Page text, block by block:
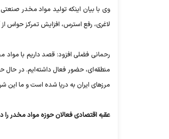
وی با بیان اینکه تولید مواد مخدر
لاغری، رفع استرس، افزایش تمرکز حواس
رحمانی فضلی افزود: قصد داریم با مواد
مرزهای ایران به دریا شده است و ما این
عقبه اقتصادی فعالان حوزه مواد مخدر